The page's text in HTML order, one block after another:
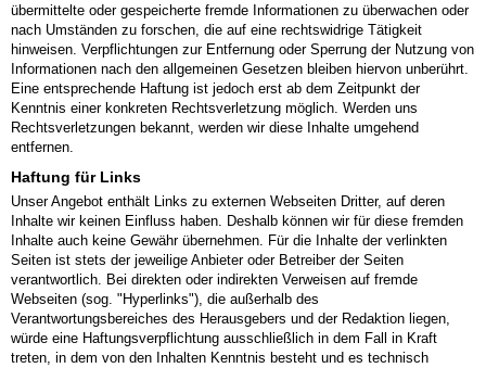
übermittelte oder gespeicherte fremde Informationen zu überwachen oder
nach Umständen zu forschen, die auf eine rechtswidrige Tätigkeit
hinweisen. Verpflichtungen zur Entfernung oder Sperrung der Nutzung von
Informationen nach den allgemeinen Gesetzen bleiben hiervon unberührt.
Eine entsprechende Haftung ist jedoch erst ab dem Zeitpunkt der
Kenntnis einer konkreten Rechtsverletzung möglich. Werden uns
Rechtsverletzungen bekannt, werden wir diese Inhalte umgehend
entfernen.
Haftung für Links
Unser Angebot enthält Links zu externen Webseiten Dritter, auf deren
Inhalte wir keinen Einfluss haben. Deshalb können wir für diese fremden
Inhalte auch keine Gewähr übernehmen. Für die Inhalte der verlinkten
Seiten ist stets der jeweilige Anbieter oder Betreiber der Seiten
verantwortlich. Bei direkten oder indirekten Verweisen auf fremde
Webseiten (sog. "Hyperlinks"), die außerhalb des
Verantwortungsbereiches des Herausgebers und der Redaktion liegen,
würde eine Haftungsverpflichtung ausschließlich in dem Fall in Kraft
treten, in dem von den Inhalten Kenntnis besteht und es technisch